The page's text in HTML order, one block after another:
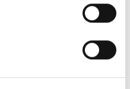
Añadir
a la
deseos